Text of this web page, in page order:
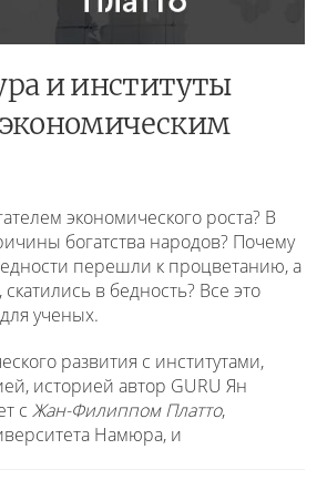
и институты
экономического роста? В
богатства народов? Почему
перешли к процветанию, а
в бедность? Все это
ученых.
развития с институтами,
историей автор GURU Ян
с Жан-Филиппом Платто,
Намюра, и